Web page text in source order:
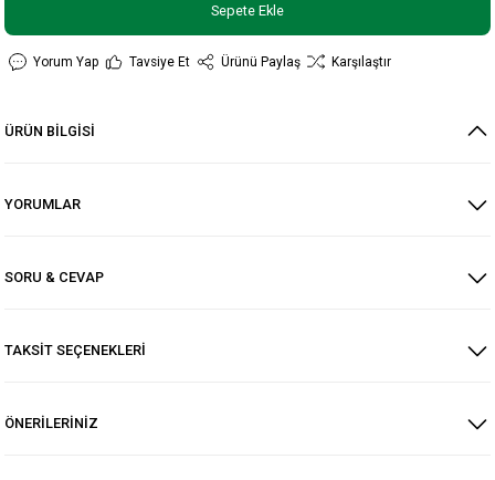
Sepete Ekle
Yorum Yap Tavsiye Et Ürünü Paylaş Karşılaştır
ÜRÜN BİLGİSİ
YORUMLAR
SORU & CEVAP
TAKSİT SEÇENEKLERİ
ÖNERİLERİNİZ